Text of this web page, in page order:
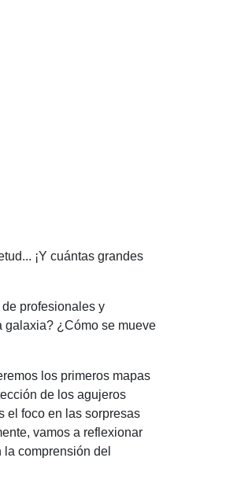
¡Y cuántas grandes
profesionales y
galaxia? ¿Cómo se mueve
los primeros mapas
de los agujeros
el foco en las sorpresas
vamos a reflexionar
comprensión del